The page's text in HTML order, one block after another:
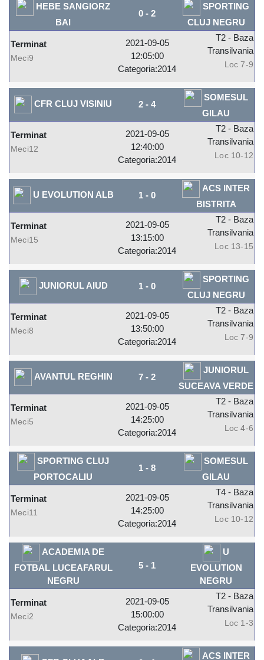
HEBE SANGIORZ
BAI
0 - 2
SPORTING
CLUJ NEGRU
Terminat
Meci9
2021-09-05
12:05:00
Categoria:2014
T2 - Baza
Transilvania
Loc 7-9
CFR CLUJ VISINIU 2 - 4
SOMESUL
GILAU
Terminat
Meci12
2021-09-05
12:40:00
Categoria:2014
T2 - Baza
Transilvania
Loc 10-12
U EVOLUTION ALB 1 - 0
ACS INTER
BISTRITA
Terminat
Meci15
2021-09-05
13:15:00
Categoria:2014
T2 - Baza
Transilvania
Loc 13-15
JUNIORUL AIUD 1 - 0
SPORTING
CLUJ NEGRU
Terminat
Meci8
2021-09-05
13:50:00
Categoria:2014
T2 - Baza
Transilvania
Loc 7-9
AVANTUL REGHIN 7 - 2
JUNIORUL
SUCEAVA VERDE
Terminat
Meci5
2021-09-05
14:25:00
Categoria:2014
T2 - Baza
Transilvania
Loc 4-6
SPORTING CLUJ
PORTOCALIU
1 - 8
SOMESUL
GILAU
Terminat
Meci11
2021-09-05
14:25:00
Categoria:2014
T4 - Baza
Transilvania
Loc 10-12
ACADEMIA DE
FOTBAL LUCEAFARUL
NEGRU
5 - 1
U
EVOLUTION
NEGRU
Terminat
Meci2
2021-09-05
15:00:00
Categoria:2014
T2 - Baza
Transilvania
Loc 1-3
ACS INTER